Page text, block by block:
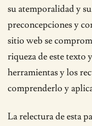
su atemporalidad y
preconcepciones y
sitio web se
riqueza de este texto
herramientas y los
comprenderlo y
La relectura de esta